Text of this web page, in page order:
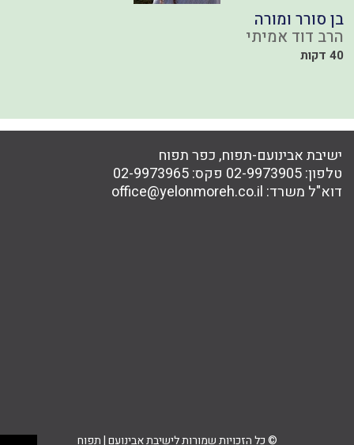
בן סורר ומורה
הרב דוד אמיתי
40 דקות
ישיבת אבינועם-תפוח, כפר תפוח
טלפון:02-9973905 פקס:02-9973965
דוא"ל משרד: office@yelonmoreh.co.il
© כל הזכויות שמורות לישיבת אבינועם | תפוח